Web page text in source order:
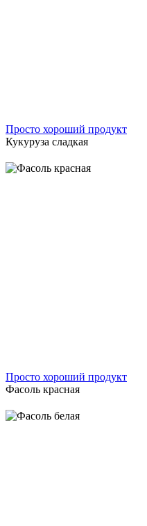
Просто хороший продукт
Кукуруза сладкая
Просто хороший продукт
Фасоль красная